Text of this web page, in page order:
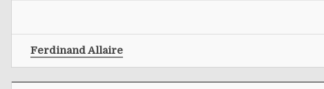
Ferdinand Allaire